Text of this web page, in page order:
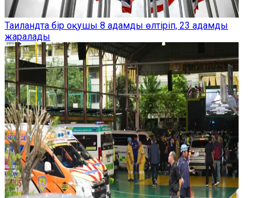
Таиландта бір оқушы 8 адамды өлтіріп, 23 адамды
жаралады